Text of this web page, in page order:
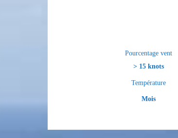
Pourcentage vent
> 15 knots
Température
Mois